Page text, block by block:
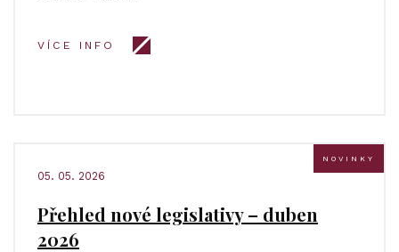
VÍCE INFO
NOVINKY
05. 05. 2026
Přehled nové legislativy – duben
2026